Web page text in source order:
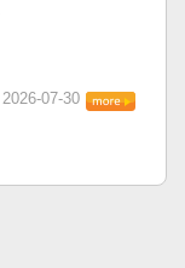
2026-07-30